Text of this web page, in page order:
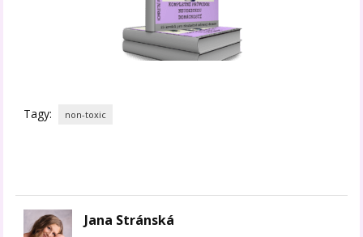
Tagy: non-toxic
Jana Stránská